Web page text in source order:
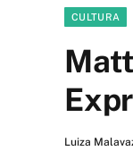
CULTURA
Luiza